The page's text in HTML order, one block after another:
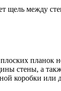
щель между
плоских планок
стены, а
коробки или